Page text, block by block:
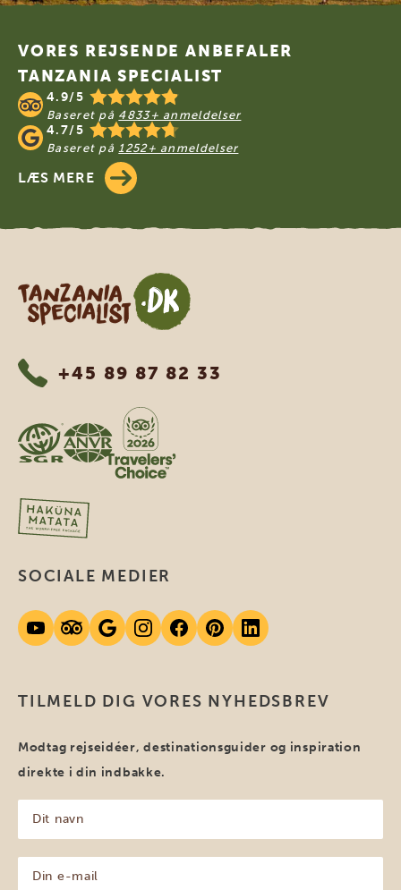
Footer
VORES REJSENDE ANBEFALER
TANZANIA SPECIALIST
4.9/5
Baseret på 4833+ anmeldelser
4.7/5
Baseret på 1252+ anmeldelser
LÆS MERE
Tanzania Specialist
+45 89 87 82 33
TILMELD DIG VORES NYHEDSBREV
Modtag rejseidéer, destinationsguider og inspiration
direkte i din indbakke.
navn
(Påkrævet)
SOCIALE MEDIER